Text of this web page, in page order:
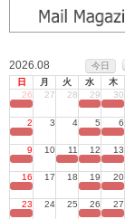
2026.08
今日
日
月 火 水 木
26
27 28 29 30
2 3 4 5 6
9 10 11 12 13
16 17 18 19 20
23 24 25 26 27